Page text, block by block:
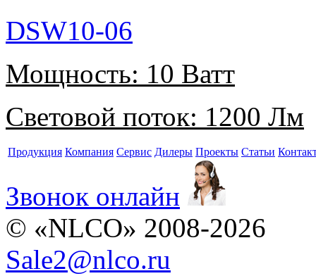
DSW10-06
Мощность: 10 Ватт
Световой поток: 1200 Лм
Продукция Компания Сервис Дилеры Проекты Статьи
Звонок онлайн
© «NLCO» 2008-2026
Sale2@nlco.ru